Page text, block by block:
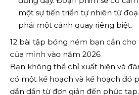
một sự tiến triển tự nhiên từ
phải một cảnh quay riêng biệt.
12 bài tập bóng ném bạn cần
của mình vào năm 2026
Bạn không thể chỉ xuất hiện và
có một kế hoạch và kế hoạch đó
dần dần từ đơn giản đến phức tạp.